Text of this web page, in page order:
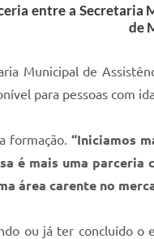
entre a Secretaria
de
Municipal de
para pessoas com
formação. “Iniciamos
é mais uma
área carente no
ou já ter concluído